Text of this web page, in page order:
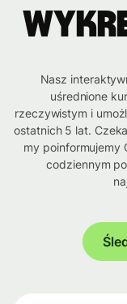
Nasz
uśrednione
rzeczywistym i
ostatnich 5 lat.
my poinformujemy
codziennym